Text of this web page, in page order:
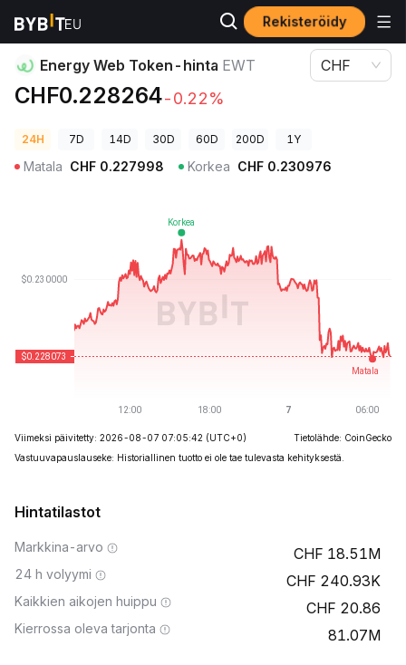
Rekisteröidy
Kryptohinnat Energy Web Token-hinta EWT
Energy Web Token-hinta EWT
CHF0.228264-0.22%
CHF
24H 7D 14D 30D 60D 200D 1Y
Matala CHF 0.227998 Korkea CHF 0.230976
Viimeksi päivitetty: 2026-08-07 07:05:42 (UTC+0)
Tietolähde: CoinGecko
Vastuuvapauslauseke: Historiallinen tuotto ei ole tae tulevasta kehityksestä.
Hintatilastot
Markkina-arvo 18.51M
24 h volyymi 240.93K
Kaikkien aikojen huippu 20.86
Kierrossa oleva tarjonta 81.07M